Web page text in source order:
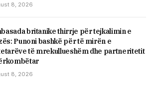
8, 2026
britanike thirrje për tejkalimin e
Punoni bashkë për të mirën e
të mrekullueshëm dhe partneritetit
8, 2026